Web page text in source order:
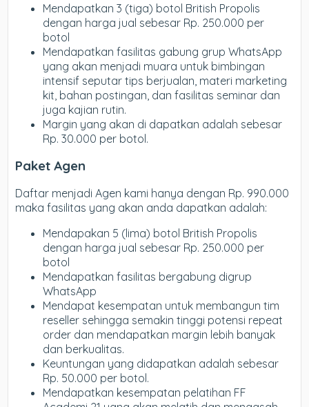
Mendapatkan 3 (tiga) botol British Propolis
dengan harga jual sebesar Rp. 250.000 per
botol
Mendapatkan fasilitas gabung grup WhatsApp
yang akan menjadi muara untuk bimbingan
intensif seputar tips berjualan, materi marketing
kit, bahan postingan, dan fasilitas seminar dan
juga kajian rutin.
Margin yang akan di dapatkan adalah sebesar
Rp. 30.000 per botol.
Paket Agen
Daftar menjadi Agen kami hanya dengan Rp. 990.000
maka fasilitas yang akan anda dapatkan adalah:
Mendapakan 5 (lima) botol British Propolis
dengan harga jual sebesar Rp. 250.000 per
botol
Mendapatkan fasilitas bergabung digrup
WhatsApp
Mendapat kesempatan untuk membangun tim
reseller sehingga semakin tinggi potensi repeat
order dan mendapatkan margin lebih banyak
dan berkualitas.
Keuntungan yang didapatkan adalah sebesar
Rp. 50.000 per botol.
Mendapatkan kesempatan pelatihan FF